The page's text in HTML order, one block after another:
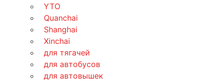
YTO
Quanchai
Shanghai
Xinchai
для тягачей
для автобусов
для автовышек